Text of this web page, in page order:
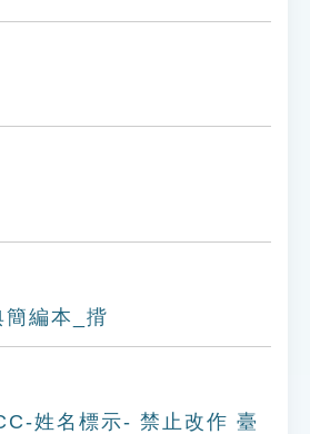
簡編本_揹
姓名標示- 禁止改作 臺